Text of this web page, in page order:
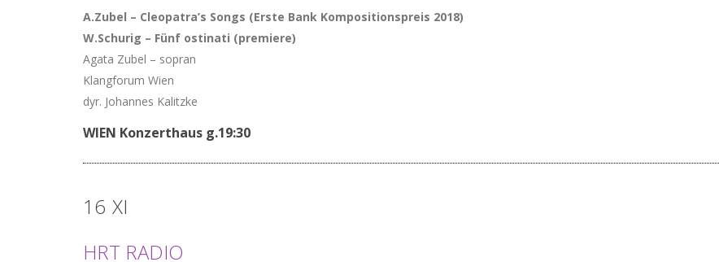
A.Zubel – Cleopatra’s Songs (Erste Bank Kompositionspreis 2018)
W.Schurig – Fünf ostinati (premiere)
Agata Zubel – sopran
Klangforum Wien
dyr. Johannes Kalitzke
WIEN Konzerthaus g.19:30
16 XI
HRT RADIO